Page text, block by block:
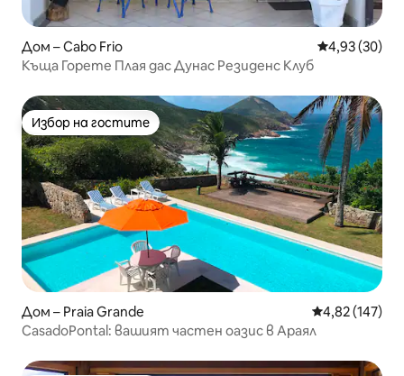
Дом – Cabo Frio Средна
4,93 (30)
Къща Горете Плая дас Дунас Резиденс Клуб
Избор на гостите
Избор на гостите
Дом – Praia Grande Средна
4,82 (147)
CasadoPontal: вашият частен оазис в Араял